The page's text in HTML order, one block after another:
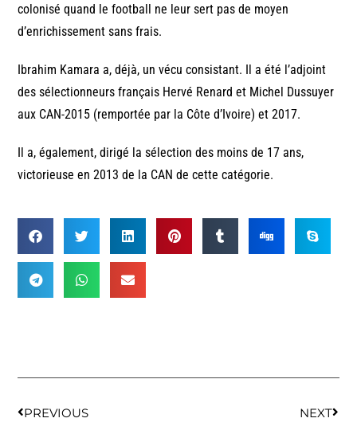
colonisé quand le football ne leur sert pas de moyen
d’enrichissement sans frais.
Ibrahim Kamara a, déjà, un vécu consistant. Il a été l’adjoint
des sélectionneurs français Hervé Renard et Michel Dussuyer
aux CAN-2015 (remportée par la Côte d’Ivoire) et 2017.
Il a, également, dirigé la sélection des moins de 17 ans,
victorieuse en 2013 de la CAN de cette catégorie.
PREVIOUS NEXT